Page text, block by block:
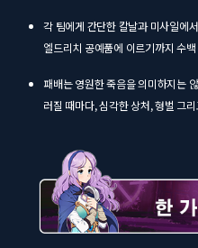
각 팀에게 간단한 칼날과 미사일에
엘드리치 공예품에 이르기까지 수
패배는 영원한 죽음을 의미하지는
러질 때마다, 심각한 상처, 형벌 그